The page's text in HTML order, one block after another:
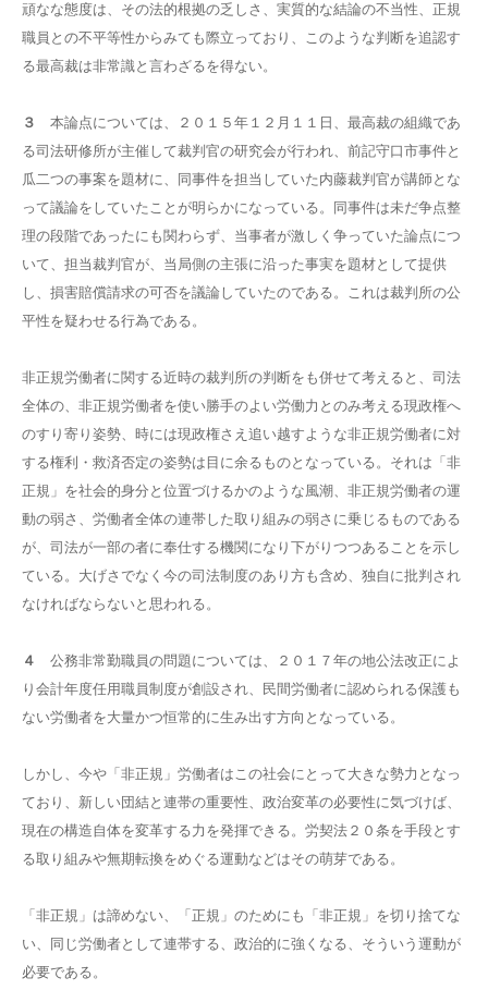
頑なな態度は、その法的根拠の乏しさ、実質的な結論の不当性、正規
職員との不平等性からみても際立っており、このような判断を追認す
る最高裁は非常識と言わざるを得ない。
３
本論点については、２０１５年１２月１１日、最高裁の組織であ
る司法研修所が主催して裁判官の研究会が行われ、前記守口市事件と
瓜二つの事案を題材に、同事件を担当していた内藤裁判官が講師とな
って議論をしていたことが明らかになっている。同事件は未だ争点整
理の段階であったにも関わらず、当事者が激しく争っていた論点につ
いて、担当裁判官が、当局側の主張に沿った事実を題材として提供
し、損害賠償請求の可否を議論していたのである。これは裁判所の公
平性を疑わせる行為である。
非正規労働者に関する近時の裁判所の判断をも併せて考えると、司法
全体の、非正規労働者を使い勝手のよい労働力とのみ考える現政権へ
のすり寄り姿勢、時には現政権さえ追い越すような非正規労働者に対
する権利・救済否定の姿勢は目に余るものとなっている。それは「非
正規」を社会的身分と位置づけるかのような風潮、非正規労働者の運
動の弱さ、労働者全体の連帯した取り組みの弱さに乗じるものである
が、司法が一部の者に奉仕する機関になり下がりつつあることを示し
ている。大げさでなく今の司法制度のあり方も含め、独自に批判され
なければならないと思われる。
４
公務非常勤職員の問題については、２０１７年の地公法改正によ
り会計年度任用職員制度が創設され、民間労働者に認められる保護も
ない労働者を大量かつ恒常的に生み出す方向となっている。
しかし、今や「非正規」労働者はこの社会にとって大きな勢力となっ
ており、新しい団結と連帯の重要性、政治変革の必要性に気づけば、
現在の構造自体を変革する力を発揮できる。労契法２０条を手段とす
る取り組みや無期転換をめぐる運動などはその萌芽である。
「非正規」は諦めない、「正規」のためにも「非正規」を切り捨てな
い、同じ労働者として連帯する、政治的に強くなる、そういう運動が
必要である。